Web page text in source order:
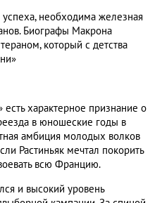
необходима железная
Биографы Макрона
который с детства
характерное признание о
в юношеские годы в
амбиция молодых волков
Растиньяк мечтал покорить
всю Францию.
и высокий уровень